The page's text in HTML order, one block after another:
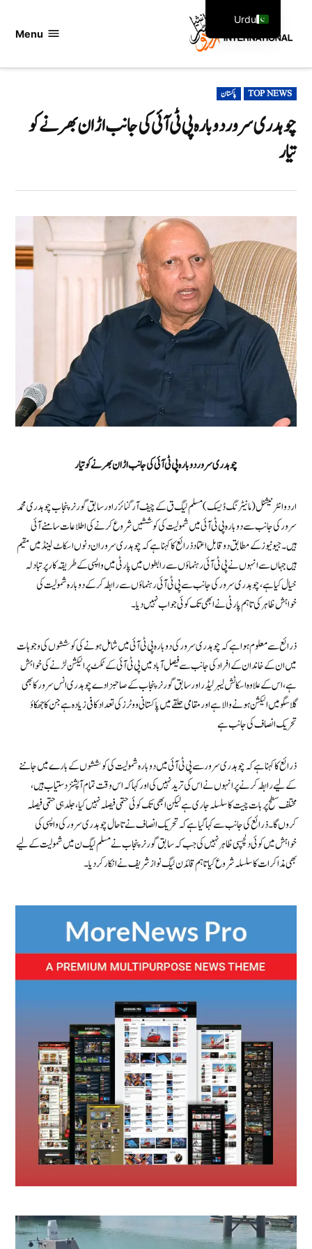
Menu
POSTED
IN
TOP NEWS پاکستان
چوہدری سرور دوبارہ پی ٹی آئی کی جانب اڑان بھرنے کو
تیار
چوہدری سرور دوبارہ پی ٹی آئی کی جانب اڑان بھرنے کو تیار
اردو انٹرنیشنل (مانیٹرنگ ڈیسک )مسلم لیگ ق کے چیف آرگنائزر اور سابق گورنر پنجاب چوہدری محمد
سرور کی جانب سے دوبارہ پی ٹی آئی میں شمولیت کی کوششیں شروع کرنے کی اطلاعات سامنے آئی
ہیں۔ جیو نیوز کے مطابق دو قابل اعتماد ذرائع کا کہنا ہے کہ چوہدری سرور ان دنوں اسکاٹ لینڈ میں مقیم
ہیں جہاں سے انہوں نے پی ٹی آئی رہنماؤں سے رابطوں میں پارٹی میں واپسی کے طریقہ کار پر تبادلہ
خیال کیا ہے، چوہدری سرور کی جانب سے پی ٹی آئی رہنماؤں سے رابطہ کرکے دوبارہ شمولیت کی
خواہش ظاہر کی تاہم پارٹی نے ابھی تک کوئی جواب نہیں دیا۔
ذرائع سے معلوم ہوا ہے کہ چوہدری سرور کی دوبارہ پی ٹی آئی میں شامل ہونے کی کوششوں کی وجوہات
میں ان کے خاندان کے افراد کی جانب سے فیصل آباد میں پی ٹی آئی کے ٹکٹ پر الیکشن لڑنے کی خواہش
ہے، اس کے علاوہ اسکاٹش لیبر لیڈر اور سابق گورنر پنجاب کے صاحبزادے چوہدری انس سرور کا بھی
گلاسگو میں الیکشن ہونے والا ہے اور مقامی حلقے میں پاکستانی ووٹرز کی تعداد کافی زیادہ ہے جن کا جھکاؤ
تحریک انصاف کی جانب ہے
ذرائع کا کہنا ہے کہ چوہدری سرور سے پی ٹی آئی میں دوبارہ شمولیت کی کوششوں کے بارے میں جاننے
کے لیے رابطہ کرنے پر انہوں نے اس کی ترید نہیں کی اور کہا کہ اس وقت تمام آپشنز دستیاب ہیں،
مختلف سطح پر بات چیت کا سلسلہ جاری ہے لیکن ابھی تک کوئی حتمی فیصلہ نہیں کیا، جلد ہی حتمی فیصلہ
کروں گا۔ ذرائع کی جانب سے کہا گیا ہے کہ تحریک انصاف نے تاحال چوہدری سرور کی واپسی کی
خواہش میں کوئی دلچسپی ظاہر نہیں کی جب کہ سابق گورنر پنجاب نے مسلم لیگ ن میں شمولیت کے لیے
بھی مذاکرات کا سلسلہ شروع کیا تاہم قائد ن لیگ نواز شریف نے انکار کردیا۔
Urdu
English